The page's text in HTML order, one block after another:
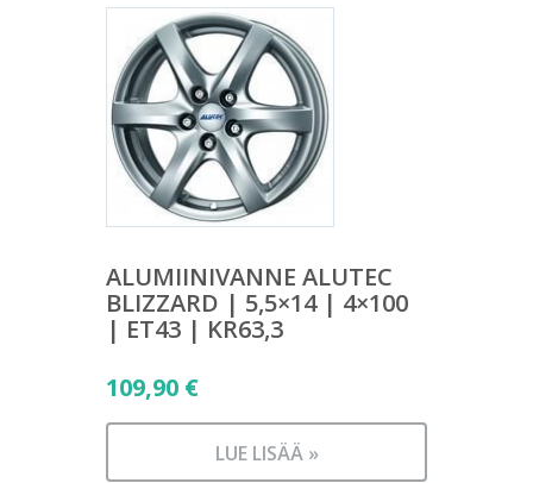
ALUMIINIVANNE ALUTEC
BLIZZARD | 5,5×14 | 4×100
| ET43 | KR63,3
109,90 €
LUE LISÄÄ »